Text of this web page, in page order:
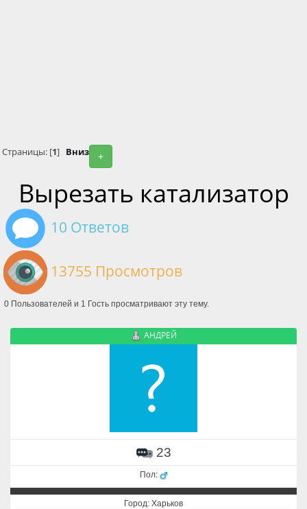
+
Страницы: [1] Вниз
Вырезать катализатор
10 Ответов
13755 Просмотров
0 Пользователей и 1 Гость просматривают эту тему.
АНДРЕЙ
23
Пол:
Город: Харьков